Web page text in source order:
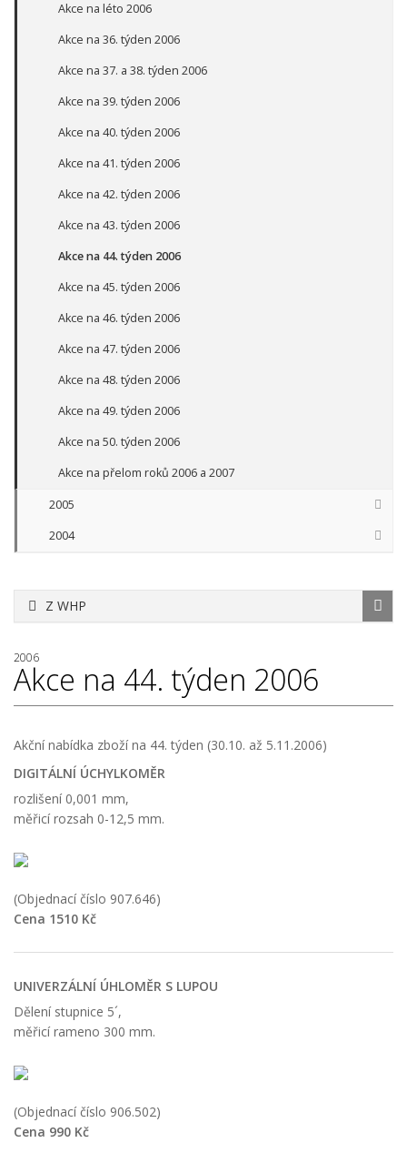
Akce na léto 2006
Akce na 36. týden 2006
Akce na 37. a 38. týden 2006
Akce na 39. týden 2006
Akce na 40. týden 2006
Akce na 41. týden 2006
Akce na 42. týden 2006
Akce na 43. týden 2006
Akce na 44. týden 2006
Akce na 45. týden 2006
Akce na 46. týden 2006
Akce na 47. týden 2006
Akce na 48. týden 2006
Akce na 49. týden 2006
Akce na 50. týden 2006
Akce na přelom roků 2006 a 2007
2005
2004
Z WHP
2006
Akce na 44. týden 2006
Akční nabídka zboží na 44. týden (30.10. až 5.11.2006)
DIGITÁLNÍ ÚCHYLKOMĚR
rozlišení 0,001 mm,
měřicí rozsah 0-12,5 mm.
(Objednací číslo 907.646)
Cena 1510 Kč
UNIVERZÁLNÍ ÚHLOMĚR S LUPOU
Dělení stupnice 5´,
měřicí rameno 300 mm.
(Objednací číslo 906.502)
Cena 990 Kč